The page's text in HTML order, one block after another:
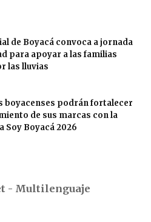
de Boyacá convoca a jornada
para apoyar a las familias
las lluvias
boyacenses podrán fortalecer
de sus marcas con la
Soy Boyacá 2026
- Multilenguaje